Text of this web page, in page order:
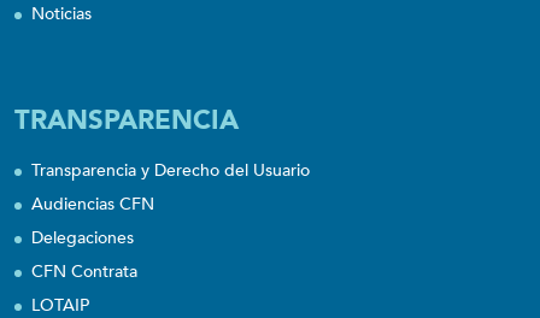
Noticias
TRANSPARENCIA
Transparencia y Derecho del Usuario
Audiencias CFN
Delegaciones
CFN Contrata
LOTAIP